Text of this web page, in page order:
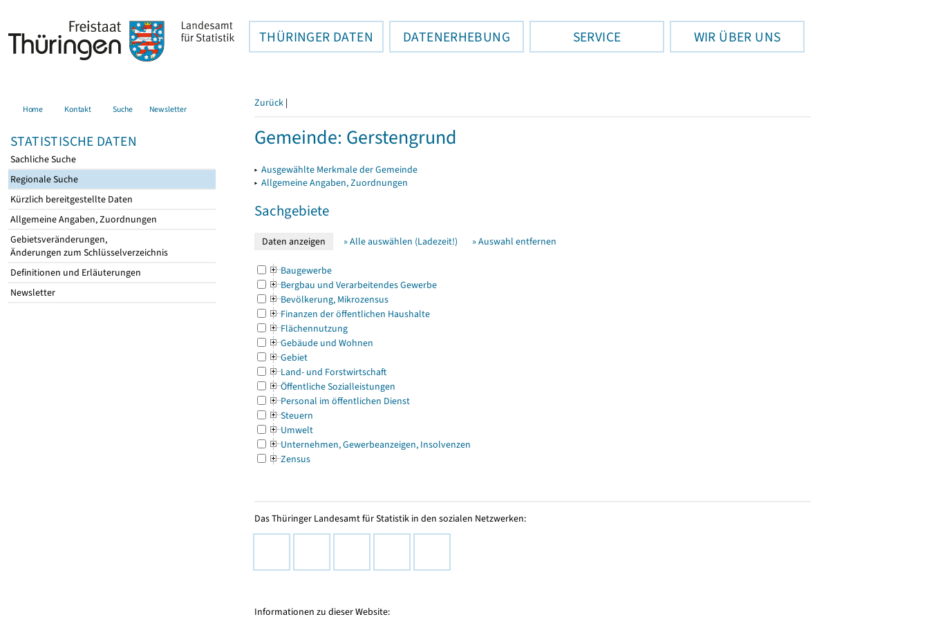
THÜRINGER DATEN DATENERHEBUNG SERVICE WIR ÜBER UNS
Home Kontakt Suche Newsletter
STATISTISCHE DATEN
Sachliche Suche
Regionale Suche
Kürzlich bereitgestellte Daten
Allgemeine Angaben, Zuordnungen
Gebietsveränderungen,
Änderungen zum Schlüsselverzeichnis
Definitionen und Erläuterungen
Newsletter
Zurück |
Gemeinde: Gerstengrund
▸ Ausgewählte Merkmale der Gemeinde
▸ Allgemeine Angaben, Zuordnungen
Sachgebiete
» Alle auswählen (Ladezeit!) » Auswahl entfernen
Baugewerbe
Bergbau und Verarbeitendes Gewerbe
Bevölkerung, Mikrozensus
Finanzen der öffentlichen Haushalte
Flächennutzung
Gebäude und Wohnen
Gebiet
Land- und Forstwirtschaft
Öffentliche Sozialleistungen
Personal im öffentlichen Dienst
Steuern
Umwelt
Unternehmen, Gewerbeanzeigen, Insolvenzen
Zensus
Das Thüringer Landesamt für Statistik in den sozialen Netzwerken:
Informationen zu dieser Website: